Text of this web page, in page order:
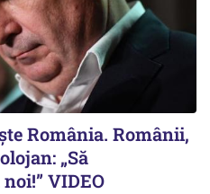
România. Românii,
„Să
VIDEO